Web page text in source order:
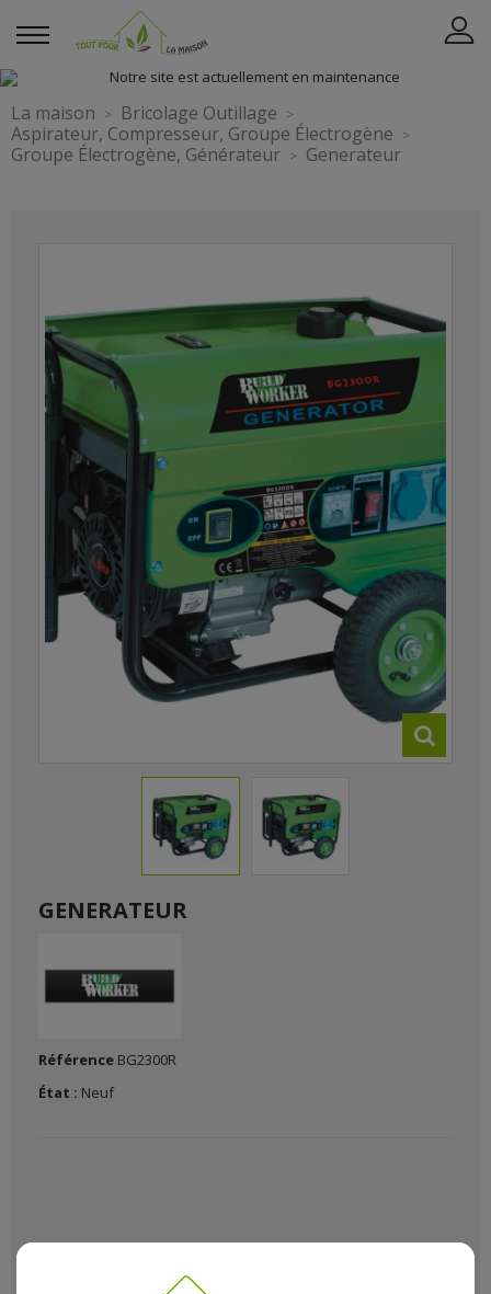
La maison
Bricolage Outillage
Aspirateur, Compresseur, Groupe Électrogène
Groupe Électrogène, Générateur
Generateur
GENERATEUR
Référence BG2300R
État : Neuf